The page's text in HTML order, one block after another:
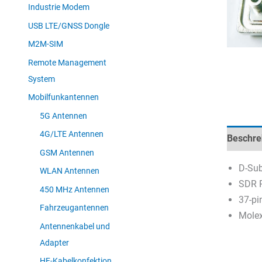
Industrie Modem
USB LTE/GNSS Dongle
M2M-SIM
Remote Management
System
Mobilfunkantennen
5G Antennen
4G/LTE Antennen
GSM Antennen
WLAN Antennen
450 MHz Antennen
Fahrzeugantennen
Antennenkabel und
Adapter
D-
SDR
37-